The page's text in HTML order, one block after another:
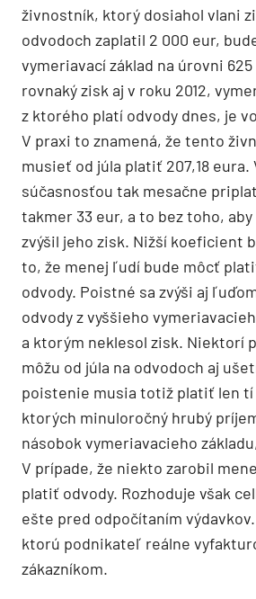
živnostník, ktorý dosiahol vlani
odvodoch zaplatil 2 000 eur,
vymeriavací základ na úrovni 625
rovnaký zisk aj v roku 2012,
z ktorého platí odvody dnes, je
V praxi to znamená, že tento
musieť od júla platiť 207,18 eura.
súčasnosťou tak mesačne
takmer 33 eur, a to bez toho,
zvýšil jeho zisk. Nižší koeficient
to, že menej ľudí bude môcť
odvody. Poistné sa zvýši aj
odvody z vyššieho
a ktorým neklesol zisk. Niektorí
môžu od júla na odvodoch aj
poistenie musia totiž platiť len
ktorých minuloročný hrubý
násobok vymeriavacieho
V prípade, že niekto zarobil
platiť odvody. Rozhoduje však
ešte pred odpočítaním výdavkov.
ktorú podnikateľ reálne
zákazníkom.